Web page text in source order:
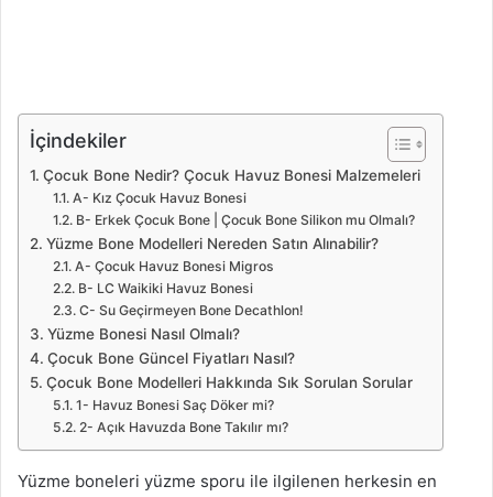
İçindekiler
Çocuk Bone Nedir? Çocuk Havuz Bonesi Malzemeleri
A- Kız Çocuk Havuz Bonesi
B- Erkek Çocuk Bone | Çocuk Bone Silikon mu Olmalı?
Yüzme Bone Modelleri Nereden Satın Alınabilir?
A- Çocuk Havuz Bonesi Migros
B- LC Waikiki Havuz Bonesi
C- Su Geçirmeyen Bone Decathlon!
Yüzme Bonesi Nasıl Olmalı?
Çocuk Bone Güncel Fiyatları Nasıl?
Çocuk Bone Modelleri Hakkında Sık Sorulan Sorular
1- Havuz Bonesi Saç Döker mi?
2- Açık Havuzda Bone Takılır mı?
Yüzme boneleri yüzme sporu ile ilgilenen herkesin en